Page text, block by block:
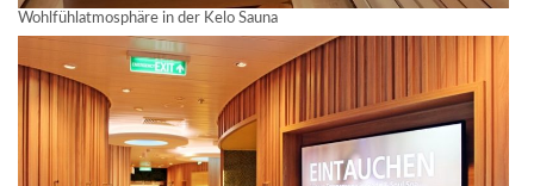
Wohlfühlatmosphäre in der Kelo Sauna